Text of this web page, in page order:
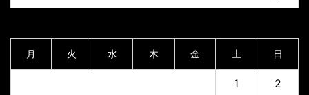
月 火 水 木 金 土 日
1 2